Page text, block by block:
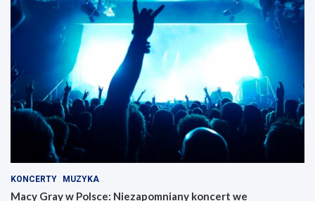
KONCERTY MUZYKA
Macy Gray w Polsce: Niezapomniany koncert we